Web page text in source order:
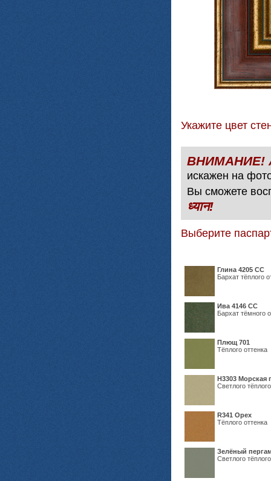
Укажите цвет
искажен на
Вы сможете
ध्यान!
Выберите
Глина 4205 СС
Бархат тёплого
Ива 4146 СС
Бархат тёмного
Плющ 701
Тёплого оттенка
H3303 Морская
Светлого
R341 Орех
Тёплого оттенка
Зелёный
Светлого